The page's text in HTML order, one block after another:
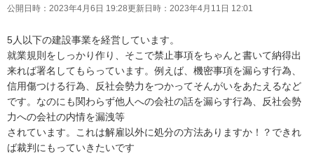
公開日時： 2023年4月6日 19:28更新日時： 2023年4月11日 12:01
5人以下の建設事業を経営しています。
就業規則をしっかり作り、そこで禁止事項をちゃんと書いて納得出
来れば署名してもらっています。例えば、機密事項を漏らす行為、
信用傷つける行為、反社会勢力をつかってそんがいをあたえるなど
です。なのにも関わらず他人への会社の話を漏らす行為、反社会勢
力への会社の内情を漏洩等
されています。これは解雇以外に処分の方法ありますか！？できれ
ば裁判にもっていきたいです